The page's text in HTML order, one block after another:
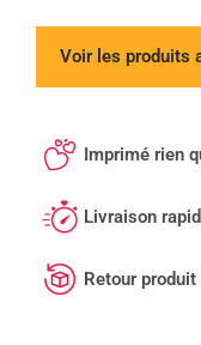
Voir les produits
Imprimé rien
Livraison
Retour